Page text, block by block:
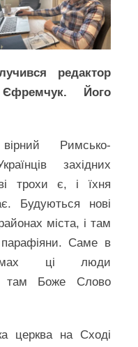
редактор
Його
Римсько-
західних
трохи є, і їхня
Будуються нові
міста, і там
парафіяни. Саме в
ці люди
там Боже Слово
церква на Сході